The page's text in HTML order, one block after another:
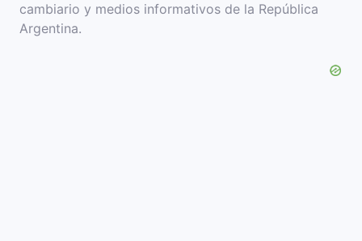
cambiario y medios informativos de la República
Argentina.